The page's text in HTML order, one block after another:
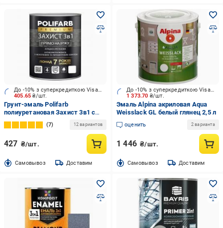
405.65₴/шт.
До -10% з суперкредиткою Visa Вигода
Грунт-эмаль Polifarb
полиуретановая Захист 3в1 с
молотоковым эффектом
коричнево-шоколадный глянец
7 12 вариантов
427 ₴/шт.
Cамовывоз Доставим
1 373.70 ₴/шт.
До -10% з суперкредиткою Visa Вигода
Эмаль Alpina акриловая Aqua
Weisslack GL белый глянец 2,5 л
оценить 2 варианта
1 446 ₴/шт.
Cамовывоз Доставим